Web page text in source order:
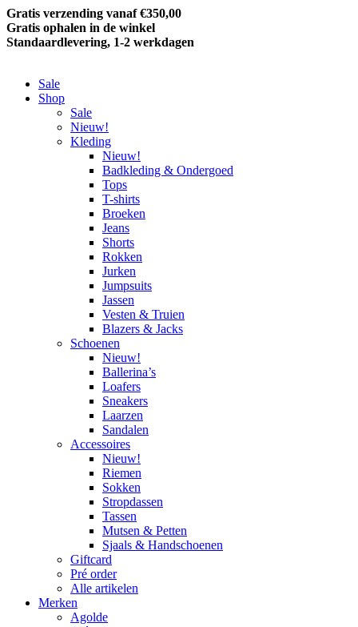
Gratis verzending vanaf €350,00
Gratis ophalen in de winkel
Standaardlevering, 1-2 werkdagen
Sale
Shop
Sale
Nieuw!
Kleding
Nieuw!
Badkleding & Ondergoed
Tops
T-shirts
Broeken
Jeans
Shorts
Rokken
Jurken
Jumpsuits
Jassen
Vesten & Truien
Blazers & Jacks
Schoenen
Nieuw!
Ballerina’s
Loafers
Sneakers
Laarzen
Sandalen
Accessoires
Nieuw!
Riemen
Sokken
Stropdassen
Tassen
Mutsen & Petten
Sjaals & Handschoenen
Giftcard
Pré order
Alle artikelen
Merken
Agolde